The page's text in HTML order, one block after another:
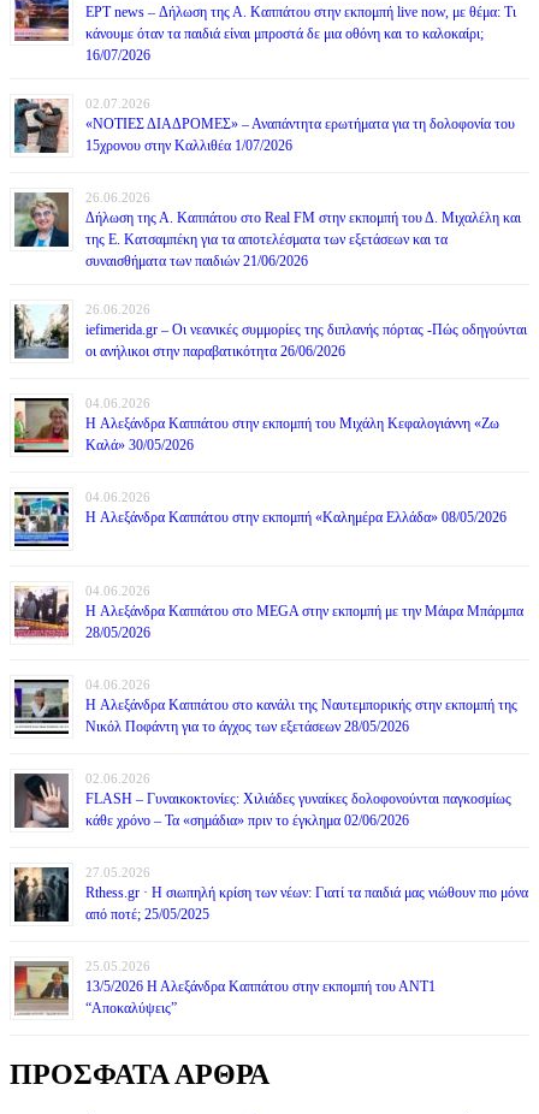
ΕΡΤ news – Δήλωση της Α. Καππάτου στην εκπομπή live now, με θέμα: Τι
κάνουμε όταν τα παιδιά είναι μπροστά δε μια οθόνη και το καλοκαίρι;
16/07/2026
02.07.2026
«ΝΟΤΙΕΣ ΔΙΑΔΡΟΜΕΣ» – Αναπάντητα ερωτήματα για τη δολοφονία του
15χρονου στην Καλλιθέα 1/07/2026
26.06.2026
Δήλωση της Α. Καππάτου στο Real FM στην εκπομπή του Δ. Μιχαλέλη και
της Ε. Κατσαμπέκη για τα αποτελέσματα των εξετάσεων και τα
συναισθήματα των παιδιών 21/06/2026
26.06.2026
iefimerida.gr – Οι νεανικές συμμορίες της διπλανής πόρτας -Πώς οδηγούνται
οι ανήλικοι στην παραβατικότητα 26/06/2026
04.06.2026
H Αλεξάνδρα Καππάτου στην εκπομπή του Μιχάλη Κεφαλογιάννη «Ζω
Καλά» 30/05/2026
04.06.2026
H Αλεξάνδρα Καππάτου στην εκπομπή «Καλημέρα Ελλάδα» 08/05/2026
04.06.2026
H Αλεξάνδρα Καππάτου στο MEGA στην εκπομπή με την Μάιρα Mπάρμπα
28/05/2026
04.06.2026
H Αλεξάνδρα Καππάτου στο κανάλι της Ναυτεμπορικής στην εκπομπή της
Νικόλ Ποφάντη για το άγχος των εξετάσεων 28/05/2026
02.06.2026
FLASH – Γυναικοκτονίες: Χιλιάδες γυναίκες δολοφονούνται παγκοσμίως
κάθε χρόνο – Τα «σημάδια» πριν το έγκλημα 02/06/2026
27.05.2026
Rthess.gr · Η σιωπηλή κρίση των νέων: Γιατί τα παιδιά μας νιώθουν πιο μόνα
από ποτέ; 25/05/2025
25.05.2026
13/5/2026 Η Αλεξάνδρα Καππάτου στην εκπομπή του ΑΝΤ1
“Αποκαλύψεις”
ΠΡΟΣΦΑΤΑ ΑΡΘΡΑ